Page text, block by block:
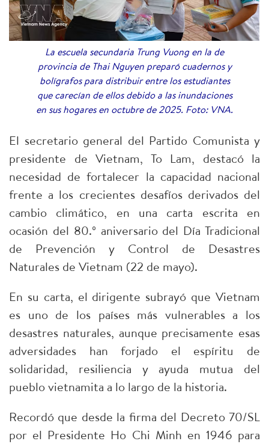
La escuela secundaria Trung Vuong en la de
provincia de Thai Nguyen preparó cuadernos y
bolígrafos para distribuir entre los estudiantes
que carecían de ellos debido a las inundaciones
en sus hogares en octubre de 2025. Foto: VNA.
El secretario general del Partido Comunista y
presidente de Vietnam, To Lam, destacó la
necesidad de fortalecer la capacidad nacional
frente a los crecientes desafíos derivados del
cambio climático, en una carta escrita en
ocasión del 80.º aniversario del Día Tradicional
de Prevención y Control de Desastres
Naturales de Vietnam (22 de mayo).
En su carta, el dirigente subrayó que Vietnam
es uno de los países más vulnerables a los
desastres naturales, aunque precisamente esas
adversidades han forjado el espíritu de
solidaridad, resiliencia y ayuda mutua del
pueblo vietnamita a lo largo de la historia.
Recordó que desde la firma del Decreto 70/SL
por el Presidente Ho Chi Minh en 1946 para